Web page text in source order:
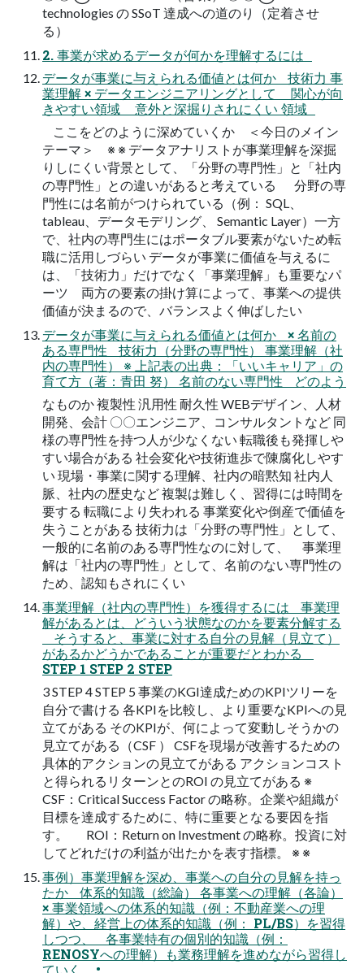
technologies の SSoT 達成への道のり（定着させ
る）
2. 事業が求めるデータが何かを理解するには
データが事業に与えられる価値とは何か 技術力 事
業理解 × データエンジニアリングとして 関心が向
きやすい領域 意外と深掘りされにくい 領域
ここをどのように深めていくか ＜今日のメイン
テーマ＞ ※ ※ データアナリストが事業理解を深掘
りしにくい背景として、「分野の専門性」と「社内
の専門性」との違いがあると考えている 分野の専
門性には名前がつけられている（例： SQL、
tableau、データモデリング、 Semantic Layer）一方
で、社内の専門生にはポータブル要素がないため転
職に活用しづらい データが事業に価値を与えるに
は、「技術力」だけでなく「事業理解」も重要なパ
ーツ 両方の要素の掛け算によって、事業への提供
価値が決まるので、バランスよく伸ばしたい
データが事業に与えられる価値とは何か × 名前の
ある専門性 技術力（分野の専門性） 事業理解（社
内の専門性） ※ 上記表の出典：「いいキャリア」の
育て方（著：青田 努） 名前のない専門性 どのよう
なものか 複製性 汎用性 耐久性 WEBデザイン、人材
開発、会計 〇〇エンジニア、コンサルタントなど 同
様の専門性を持つ人が少なくない 転職後も発揮しや
すい場合がある 社会変化や技術進歩で陳腐化しやす
い 現場・事業に関する理解、社内の暗黙知 社内人
脈、社内の歴史など 複製は難しく、習得には時間を
要する 転職により失われる 事業変化や倒産で価値を
失うことがある 技術力は「分野の専門性」として、
一般的に名前のある専門性なのに対して、 事業理
解は「社内の専門性」として、名前のない専門性の
ため、認知もされにくい
事業理解（社内の専門性）を獲得するには 事業理
解があるとは、どういう状態なのかを要素分解する
そうすると、事業に対する自分の見解（見立て）
があるかどうかであることが重要だとわかる
STEP 1 STEP 2 STEP
3 STEP 4 STEP 5 事業のKGI達成ためのKPIツリーを
自分で書ける 各KPIを比較し、より重要なKPIへの見
立てがある そのKPIが、何によって変動しそうかの
見立てがある（CSF ） CSFを現場が改善するための
具体的アクションの見立てがある アクションコスト
と得られるリターンとのROI の見立てがある ※
CSF：Critical Success Factor の略称。企業や組織が
目標を達成するために、特に重要となる要因を指
す。 ROI：Return on Investment の略称。投資に対
してどれだけの利益が出たかを表す指標。 ※ ※
事例）事業理解を深め、事業への自分の見解を持っ
たか 体系的知識（総論） 各事業への理解（各論）
× 事業領域への体系的知識（例：不動産業への理
解）や、経営上の体系的知識（例： PL/BS）を習得
しつつ、 各事業特有の個別的知識（例：
RENOSYへの理解）も業務理解を進めながら習得し
ていく •